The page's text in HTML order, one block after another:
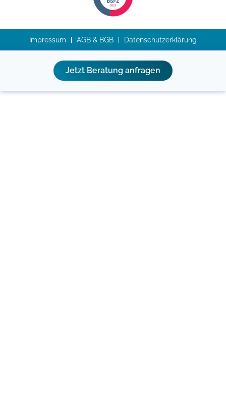
Impressum AGB & BGB Datenschutzerklärung
Jetzt Beratung anfragen